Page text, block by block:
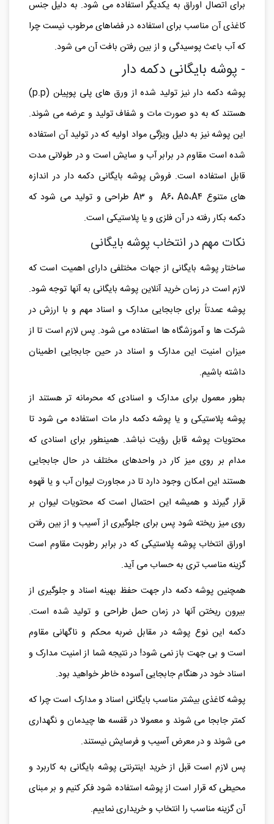
برای اتصال اوراق به یکدیگر استفاده می شود. به دلیل جنس
کاغذی آن مناسب برای استفاده در فضاهای مرطوب نیست چرا
که آب باعث پوسیدگی و از بین رفتن بافت آن می شود.
- پوشه بایگانی دکمه دار
پوشه دکمه دار نیز تولید شده از ورق های پلی پوپیلن (p.p)
هستند که به دو صورت مات و شفاف تولید و عرضه می شوند.
این پوشه نیز به دلیل ویژگی مواد اولیه که در تولید آن استفاده
شده است مقاوم در برابر آب و سایش است و در طولانی مدت
قابل استفاده است. فروش پوشه بایگانی دکمه دار در اندازه
های متنوع A۶، A۵،A۴ و A۳ طراحی و تولید می شود که
دکمه بکار رفته در آن فلزی و یا پلاستیکی است.
نکات مهم در انتخاب پوشه بایگانی
ساختار پوشه بایگانی از جهات مختلفی دارای اهمیت است که
لازم است در زمان خرید آنلاین پوشه بایگانی به آنها توجه شود.
پوشه عمدتاً برای جابجایی مدارک و اسناد مهم و با ارزش در
شرکت ها و آموزشگاه ها استفاده می شود. پس لازم است تا از
میزان امنیت این مدارک و اسناد در حین جابجایی اطمینان
داشته باشیم.
بطور معمول برای مدارک و اسنادی که محرمانه تر هستند از
پوشه پلاستیکی و یا پوشه دکمه دار مات استفاده می شود تا
محتویات پوشه قابل رؤیت نباشد. همینطور برای اسنادی که
مدام بر روی میز کار در واحدهای مختلف در حال جابجایی
هستند این امکان وجود دارد تا در مجاورت لیوان آب و یا قهوه
قرار گیرند و همیشه این احتمال است که محتویات لیوان بر
روی میز ریخته شود پس برای جلوگیری از آسیب و از بین رفتن
اوراق انتخاب پوشه پلاستیکی که در برابر رطوبت مقاوم است
گزینه مناسب تری به حساب می آید.
همچنین پوشه دکمه دار جهت حفظ بهینه اسناد و جلوگیری از
بیرون ریختن آنها در زمان حمل طراحی و تولید شده است.
دکمه این نوع پوشه در مقابل ضربه محکم و ناگهانی مقاوم
است و بی جهت باز نمی شود! در نتیجه شما از امنیت مدارک و
اسناد خود در هنگام جابجایی آسوده خاطر خواهید بود.
پوشه کاغذی بیشتر مناسب بایگانی اسناد و مدارک است چرا که
کمتر جابجا می شوند و معمولا در قفسه ها چیدمان و نگهداری
می شوند و در معرض آسیب و فرسایش نیستند.
پس لازم است قبل از خرید اینترنتی پوشه بایگانی به کاربرد و
محیطی که قرار است از پوشه استفاده شود فکر کنیم و بر مبنای
آن گزینه مناسب را انتخاب و خریداری نماییم.